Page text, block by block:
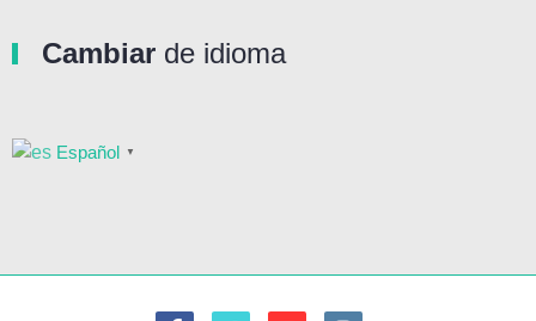
Cambiar de idioma
Español ▼